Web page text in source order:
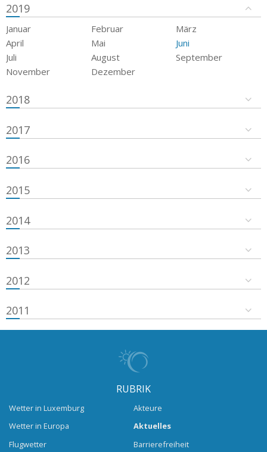
2019
Januar Februar
März
April
Mai
Juni
Juli
August
September
November
Dezember
2018
2017
2016
2015
2014
2013
2012
2011
RUBRIK
Wetter in Luxemburg
Wetter in Europa
Flugwetter
Akteure
Aktuelles
Barrierefreiheit